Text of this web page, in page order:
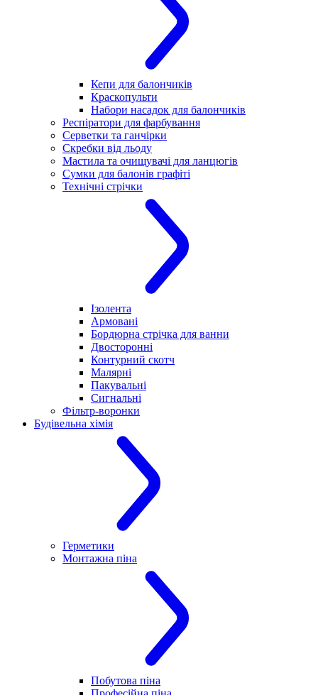
Кепи для балончиків
Краскопульти
Набори насадок для балончиків
Респіратори для фарбування
Серветки та ганчірки
Скребки від льоду
Мастила та очищувачі для ланцюгів
Сумки для балонів графіті
Технічні стрічки
Ізолента
Армовані
Бордюрна стрічка для ванни
Двосторонні
Контурний скотч
Малярні
Пакувальні
Сигнальні
Фільтр-воронки
Будівельна хімія
Герметики
Монтажна піна
Побутова піна